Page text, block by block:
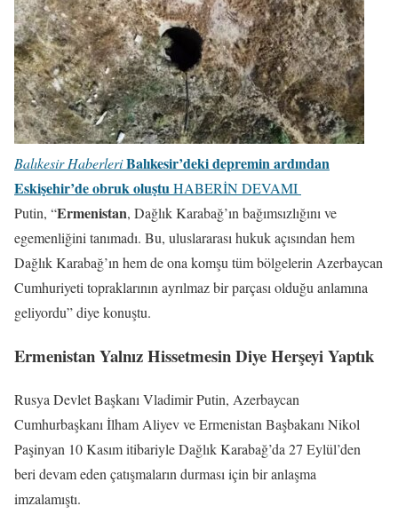
Balıkesir HaberleriBalıkesir’deki depremin ardından
Eskişehir’de obruk oluştuHABERİN DEVAMI
Putin, “Ermenistan, Dağlık Karabağ’ın bağımsızlığını ve
egemenliğini tanımadı. Bu, uluslararası hukuk açısından hem
Dağlık Karabağ’ın hem de ona komşu tüm bölgelerin Azerbaycan
Cumhuriyeti topraklarının ayrılmaz bir parçası olduğu anlamına
geliyordu” diye konuştu.
Ermenistan Yalnız Hissetmesin Diye Herşeyi Yaptık
Rusya Devlet Başkanı Vladimir Putin, Azerbaycan
Cumhurbaşkanı İlham Aliyev ve Ermenistan Başbakanı Nikol
Paşinyan 10 Kasım itibariyle Dağlık Karabağ’da 27 Eylül’den
beri devam eden çatışmaların durması için bir anlaşma
imzalamıştı.